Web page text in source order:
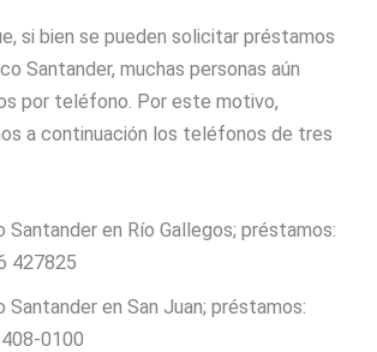
si bien se pueden solicitar préstamos
Santander, muchas personas aún
por teléfono. Por este motivo,
a continuación los teléfonos de tres
Santander en Río Gallegos; préstamos:
427825
Santander en San Juan; préstamos:
0100